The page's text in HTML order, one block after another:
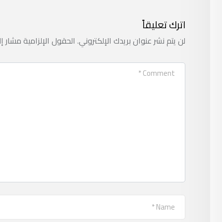
اترك تعليقاً
لن يتم نشر عنوان بريدك الإلكتروني.الحقول الإلزامية مشار